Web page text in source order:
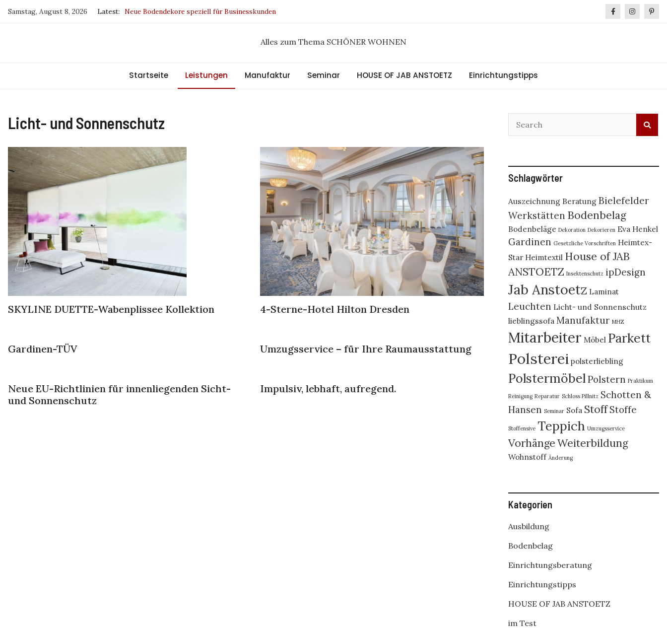
Samstag, August 8, 2026 Latest: Neue Bodendekore speziell für Businesskunden
SKYLINE DUETTE-Wabenplissee Kollektion
BW und IP sind jetzt klimaneutral
Alles zum Thema SCHÖNER WOHNEN
Startseite Leistungen Manufaktur Seminar HOUSE OF JAB ANSTOETZ Einrichtungstipps
Licht- und Sonnenschutz
SKYLINE DUETTE-Wabenplissee Kollektion 4-Sterne-Hotel Hilton Dresden
Gardinen-TÜV Umzugsservice – für Ihre Raumausstattung
Neue EU-Richtlinien für innenliegenden Sicht-
und Sonnenschutz
Impulsiv, lebhaft, aufregend.
Schlagwörter
Auszeichnung Beratung Bielefelder
Werkstätten Bodenbelag
Bodenbeläge Dekoration Dekorieren Eva Henkel
Gardinen Gesetzliche Vorschriften Heimtex-
Star Heimtextil House of JAB
ANSTOETZ Insektenschutz ipDesign
Jab Anstoetz Laminat
Leuchten Licht- und Sonnenschutz
lieblingssofa Manufaktur MHZ
Mitarbeiter Möbel Parkett
Polsterei polsterliebling
PolstermöbelPolstern Praktikum
Reinigung Reparatur Schloss Pillnitz Schotten &
Hansen Seminar Sofa Stoff Stoffe
Stoffensive Teppich Umzugsservice
VorhängeWeiterbildung
Wohnstoff Änderung
Kategorien
Ausbildung
Bodenbelag
Einrichtungsberatung
Einrichtungstipps
HOUSE OF JAB ANSTOETZ
im Test